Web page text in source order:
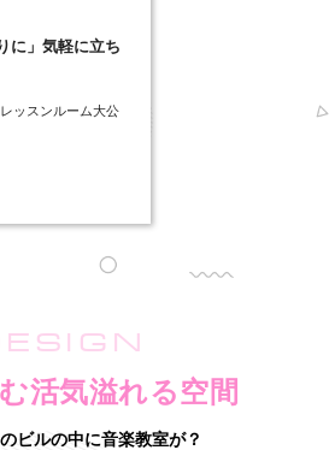
に」気軽に立ち
ッスンルーム大公
活気溢れる空間
ビルの中に音楽教室が？